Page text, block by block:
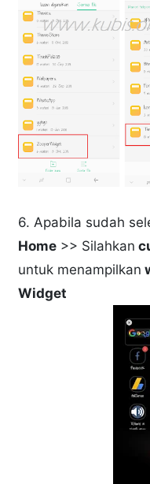
6. Apabila sudah
Home >> Silahkan
untuk menampilkan
Widget